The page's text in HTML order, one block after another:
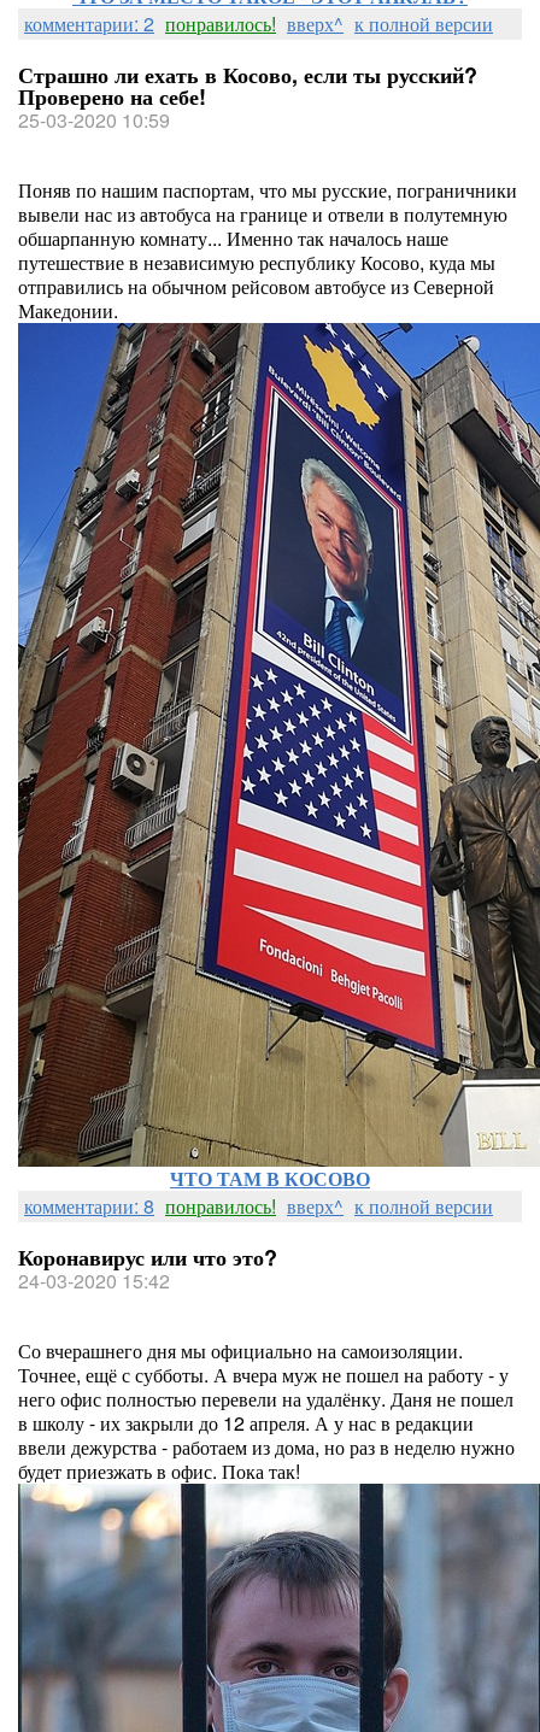
комментарии: 2 понравилось! вверх^ к полной версии
Страшно ли ехать в Косово, если ты русский?
Проверено на себе!
25-03-2020 10:59
Поняв по нашим паспортам, что мы русские, пограничники
вывели нас из автобуса на границе и отвели в полутемную
обшарпанную комнату... Именно так началось наше
путешествие в независимую республику Косово, куда мы
отправились на обычном рейсовом автобусе из Северной
Македонии.
ЧТО ТАМ В КОСОВО
комментарии: 8 понравилось! вверх^ к полной версии
Коронавирус или что это?
24-03-2020 15:42
Со вчерашнего дня мы официально на самоизоляции.
Точнее, ещё с субботы. А вчера муж не пошел на работу - у
него офис полностью перевели на удалёнку. Даня не пошел
в школу - их закрыли до 12 апреля. А у нас в редакции
ввели дежурства - работаем из дома, но раз в неделю нужно
будет приезжать в офис. Пока так!